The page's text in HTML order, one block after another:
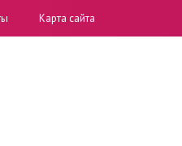
Карта сайта